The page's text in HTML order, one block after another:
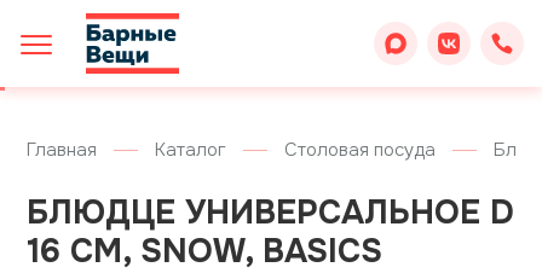
Главная Каталог Столовая посуда
БЛЮДЦЕ УНИВЕРСАЛЬНОЕ D
16 СМ, SNOW, BASICS